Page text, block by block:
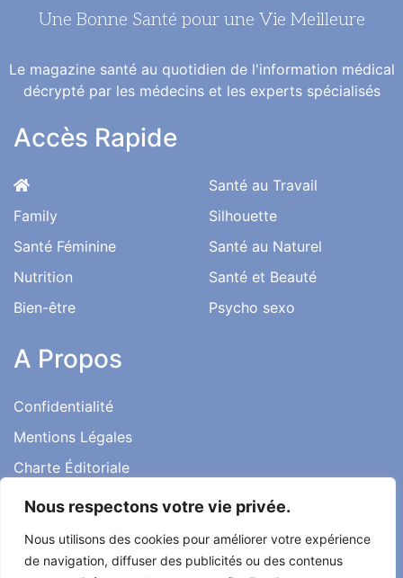
Nous respectons votre vie privée.
Nous utilisons des cookies pour améliorer votre expérience
de navigation, diffuser des publicités ou des contenus
Une Bonne Santé pour une Vie Meilleure
Le magazine santé au quotidien de l'information médical
décrypté par les médecins et les experts spécialisés
Accès Rapide
Family
Santé Féminine
Nutrition
Bien-être
Santé au Travail
Silhouette
Santé au Naturel
Santé et Beauté
Psycho sexo
A Propos
Confidentialité
Mentions Légales
Charte Éditoriale
Conditions d’utilisation
Témoignages